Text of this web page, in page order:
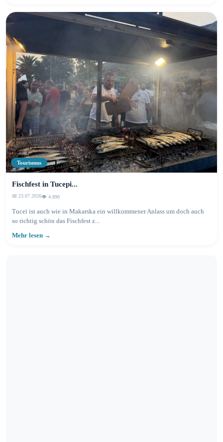
Tourismus
Fischfest in Tucepi...
📅 23.07.2026👁️ 4.890
Tucei ist auch wie in Makarska ein willkommener Anlass um doch auch
so richtig schön das Fischfest z...
Mehr lesen →